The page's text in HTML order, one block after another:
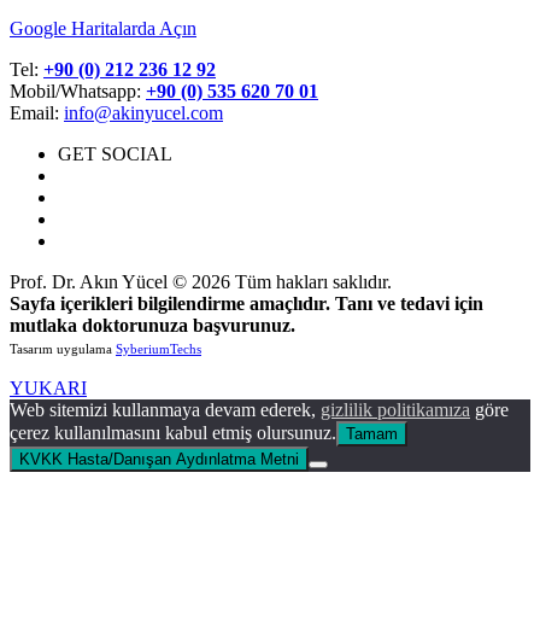
Google Haritalarda Açın
Tel: +90 (0) 212 236 12 92
Mobil/Whatsapp: +90 (0) 535 620 70 01
Email: info@akinyucel.com
GET SOCIAL
Prof. Dr. Akın Yücel © 2026 Tüm hakları saklıdır.
Sayfa içerikleri bilgilendirme amaçlıdır. Tanı ve tedavi için
mutlaka doktorunuza başvurunuz.
Tasarım uygulama SyberiumTechs
YUKARI
Web sitemizi kullanmaya devam ederek, gizlilik politikamıza göre
çerez kullanılmasını kabul etmiş olursunuz. Tamam
KVKK Hasta/Danışan Aydınlatma Metni